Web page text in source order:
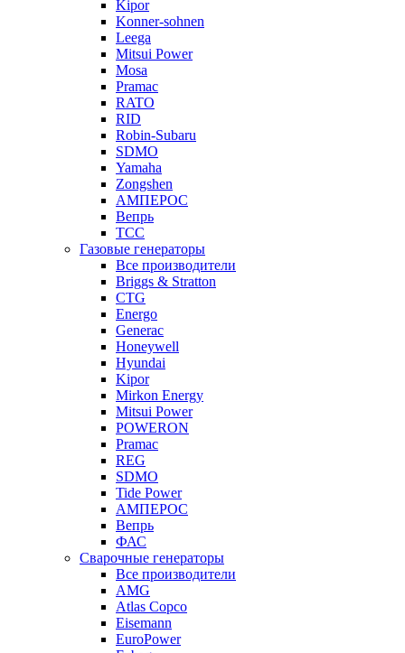
Kipor
Konner-sohnen
Leega
Mitsui Power
Mosa
Pramac
RATO
RID
Robin-Subaru
SDMO
Yamaha
Zongshen
АМПЕРОС
Вепрь
ТСС
Газовые генераторы
Все производители
Briggs & Stratton
CTG
Energo
Generac
Honeywell
Hyundai
Kipor
Mirkon Energy
Mitsui Power
POWERON
Pramac
REG
SDMO
Tide Power
АМПЕРОС
Вепрь
ФАС
Сварочные генераторы
Все производители
AMG
Atlas Copco
Eisemann
EuroPower